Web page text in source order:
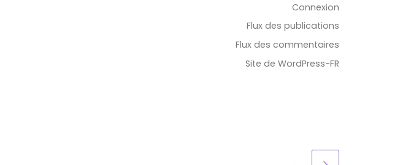
Connexion
Flux des publications
Flux des commentaires
Site de WordPress-FR